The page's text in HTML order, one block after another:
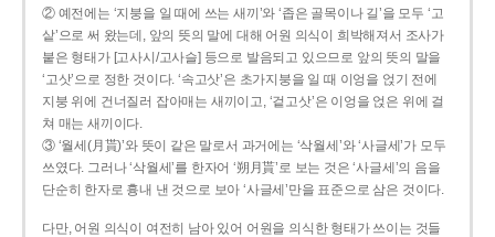
② 예전에는 ‘지붕을 일 때에 쓰는 새끼’와 ‘좁은 골목이나 길’을 모두 ‘고
샅’으로 써 왔는데, 앞의 뜻의 말에 대해 어원 의식이 희박해져서 조사가
붙은 형태가 [고사시/고사슬] 등으로 발음되고 있으므로 앞의 뜻의 말을
‘고삿’으로 정한 것이다. ‘속고삿’은 초가지붕을 일 때 이엉을 얹기 전에
지붕 위에 건너질러 잡아매는 새끼이고, ‘겉고삿’은 이엉을 얹은 위에 걸
쳐 매는 새끼이다.
③ ‘월세(月貰)’와 뜻이 같은 말로서 과거에는 ‘삭월세’와 ‘사글세’가 모두
쓰였다. 그러나 ‘삭월세’를 한자어 ‘朔月貰’로 보는 것은 ‘사글세’의 음을
단순히 한자로 흉내 낸 것으로 보아 ‘사글세’만을 표준으로 삼은 것이다.
다만, 어원 의식이 여전히 남아 있어 어원을 의식한 형태가 쓰이는 것들